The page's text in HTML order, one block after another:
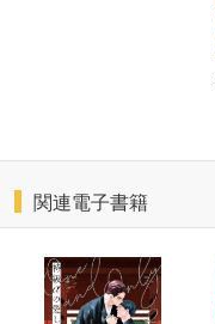
関連電子書籍